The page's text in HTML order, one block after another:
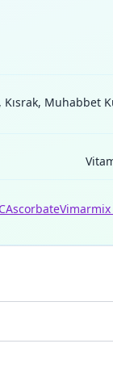
Muhabbet
Ascorbate